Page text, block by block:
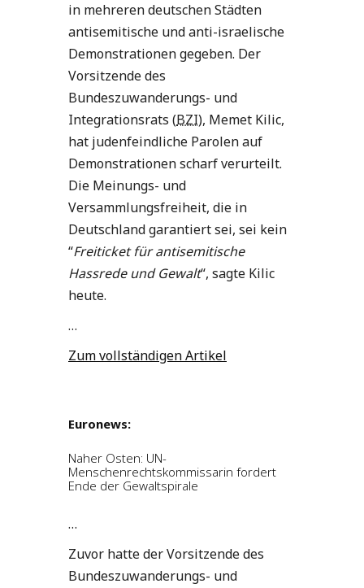
in mehreren deutschen Städten
antisemitische und anti-israelische
Demonstrationen gegeben. Der
Vorsitzende des
Bundeszuwanderungs- und
Integrationsrats (BZI), Memet Kilic,
hat judenfeindliche Parolen auf
Demonstrationen scharf verurteilt.
Die Meinungs- und
Versammlungsfreiheit, die in
Deutschland garantiert sei, sei kein
“Freiticket für antisemitische
Hassrede und Gewalt“, sagte Kilic
heute.
…
Zum vollständigen Artikel
Euronews:
Naher Osten: UN-
Menschenrechtskommissarin fordert
Ende der Gewaltspirale
…
Zuvor hatte der Vorsitzende des
Bundeszuwanderungs- und